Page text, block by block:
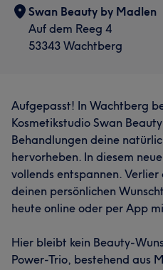
Swan Beauty by Madlen
Auf dem Reeg 4
53343 Wachtberg
Aufgepasst! In Wachtberg
Kosmetikstudio Swan
Behandlungen deine
hervorheben. In diesem
vollends entspannen.
deinen persönlichen
heute online oder per App
Hier bleibt kein Beauty-
Power-Trio, bestehend aus